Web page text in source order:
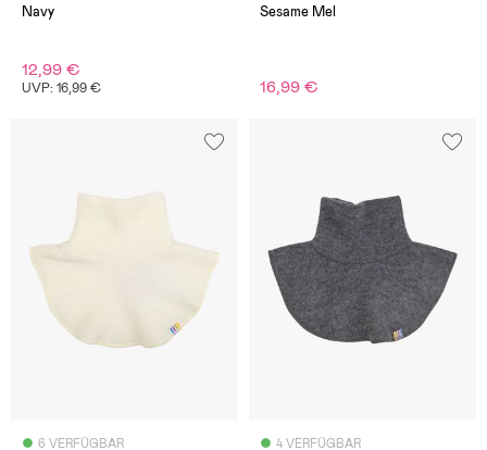
Navy
12,99 €
UVP: 16,99 €
Sesame Mel
16,99 €
6 VERFÜGBAR 4 VERFÜGBAR